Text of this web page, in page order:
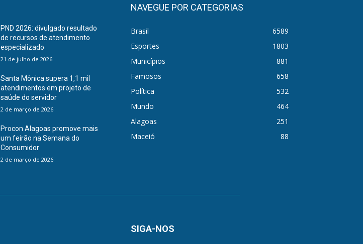
PND 2026: divulgado resultado
de recursos de atendimento
especializado
21 de julho de 2026
Santa Mônica supera 1,1 mil
atendimentos em projeto de
saúde do servidor
2 de março de 2026
Procon Alagoas promove mais
um feirão na Semana do
Consumidor
2 de março de 2026
NAVEGUE POR CATEGORIAS
Brasil
6589
Esportes
1803
Municípios
881
Famosos
658
Política
532
Mundo
464
Alagoas
251
Maceió
88
SIGA-NOS